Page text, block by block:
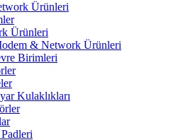
Ürünleri
Ürünleri
& Network Ürünleri
Birimleri
Kulaklıkları